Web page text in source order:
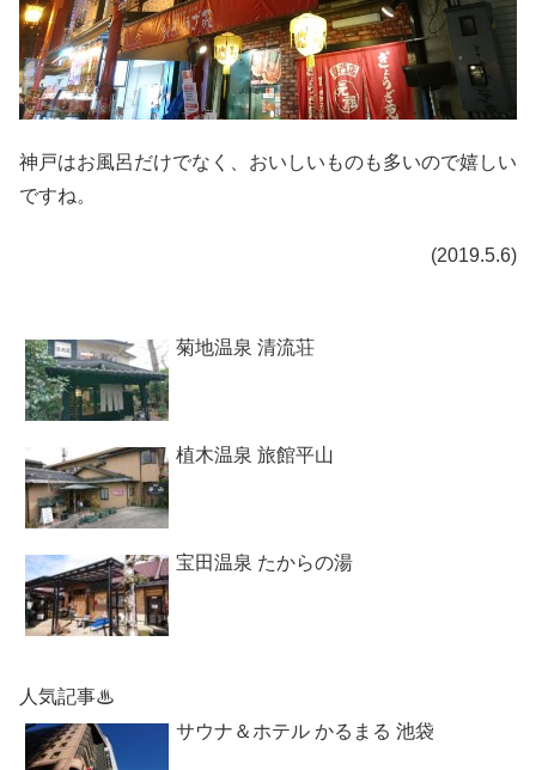
神戸はお風呂だけでなく、おいしいものも多いので嬉しい
ですね。
(2019.5.6)
菊地温泉 清流荘
植木温泉 旅館平山
宝田温泉 たからの湯
人気記事♨
サウナ＆ホテル かるまる 池袋